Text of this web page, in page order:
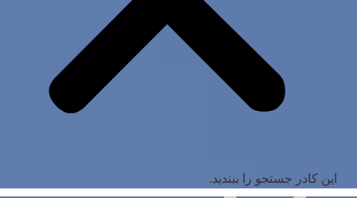
این کادر جستجو را ببندید.